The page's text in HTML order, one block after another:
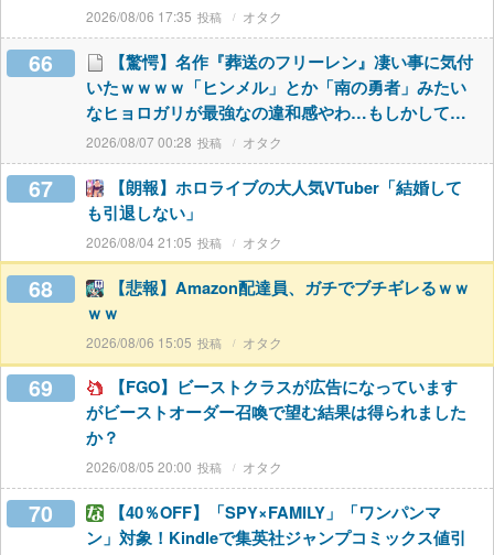
2026/08/06 17:35 オタク
66
【驚愕】名作『葬送のフリーレン』凄い事に気付
いたｗｗｗｗ「ヒンメル」とか「南の勇者」みたい
なヒョロガリが最強なの違和感やわ…もしかして…
2026/08/07 00:28 オタク
67
【朗報】ホロライブの大人気VTuber「結婚して
も引退しない」
2026/08/04 21:05 オタク
68
【悲報】Amazon配達員、ガチでブチギレるｗｗ
ｗｗ
2026/08/06 15:05 オタク
69
【FGO】ビーストクラスが広告になっています
がビーストオーダー召喚で望む結果は得られました
か？
2026/08/05 20:00 オタク
70
【40％OFF】「SPY×FAMILY」「ワンパンマ
ン」対象！Kindleで集英社ジャンプコミックス値引